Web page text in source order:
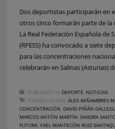
Dos deportistas participarán en
otros cinco formarán parte de la
La Real Federación Española de
(RFESS) ha convocado a siete
para las concentraciones
celebrarán en Salinas (Asturias)
PUBLISHED IN DEPORTE NOTICIAS
TAGGED UNDER: ÁLEX MIÑAMBRES
CONCENTRACIÓN DAVID PIÑÁN
MARCOS ANTÓN MARTÍN SANDRA
FUTURA YAEL MANTECÓN RUIZ-